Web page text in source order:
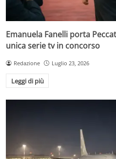
Emanuela Fanelli porta
unica serie tv in concorso
Redazione Luglio 23, 2026
Leggi di più